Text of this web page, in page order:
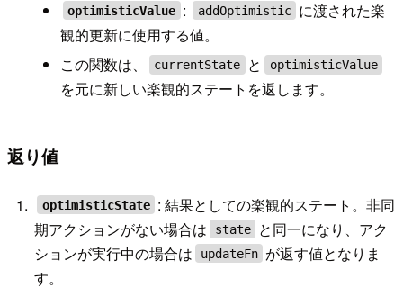
optimisticValue : addOptimistic に渡された楽
観的更新に使用する値。
この関数は、
currentState と optimisticValue
を元に新しい楽観的ステートを返します。
返り値
optimisticState : 結果としての楽観的ステート。非同
期アクションがない場合は
state
と同一になり、アク
ションが実行中の場合は
updateFn が返す値となりま
す。